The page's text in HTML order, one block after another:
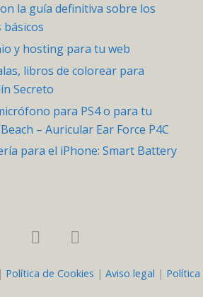
la guía definitiva sobre los
básicos
y hosting para tu web
libros de colorear para
Secreto
para PS4 o para tu
– Auricular Ear Force P4C
para el iPhone: Smart Battery
Política de Cookies | Aviso legal |